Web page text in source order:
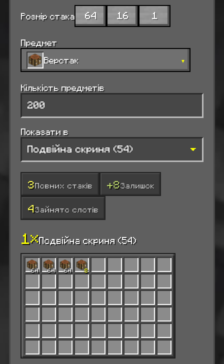
Розмір стака 64 16 1
Предмет
Верстак
▾
Кількість предметів
Показати в
3Повних стаків +8Залишок
4Зайнято слотів
1×Подвійна скриня (54)
64 64 64 8